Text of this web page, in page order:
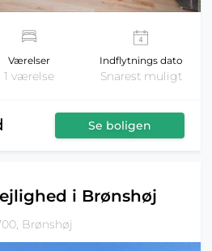
Værelser
1 værelse
Indflytnings dato
Snarest muligt
Se boligen
i Brønshøj
Brønshøj